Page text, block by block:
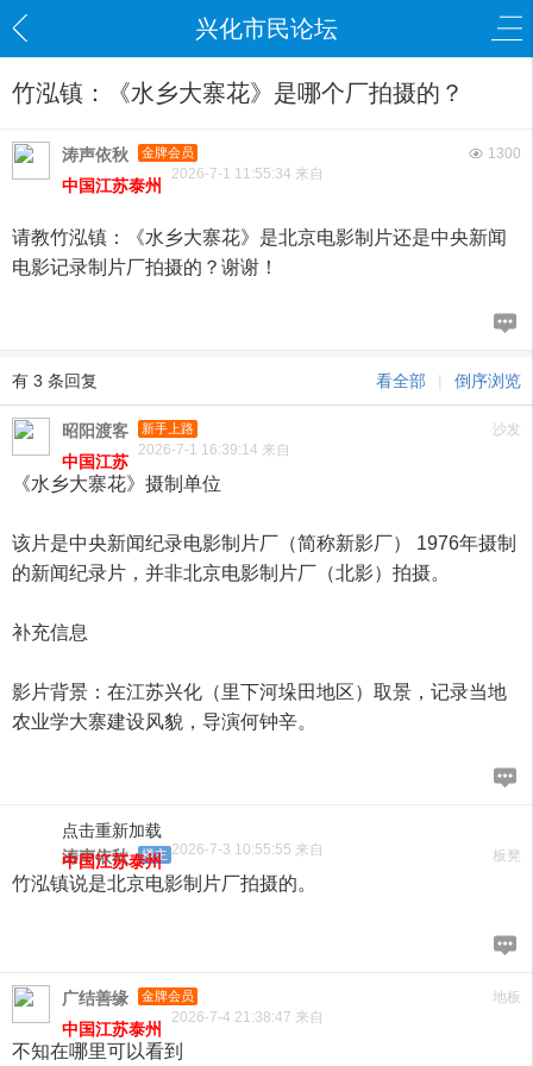
兴化市民论坛
竹泓镇：《水乡大寨花》是哪个厂拍摄的？
1300
涛声依秋 金牌会员
2026-7-1 11:55:34 来自
中国江苏泰州
请教竹泓镇：《水乡大寨花》是北京电影制片还是中央新闻
电影记录制片厂拍摄的？谢谢！
看全部 | 倒序浏览
有 3 条回复
沙发
昭阳渡客 新手上路
2026-7-1 16:39:14 来自
中国江苏
《水乡大寨花》摄制单位
该片是中央新闻纪录电影制片厂（简称新影厂） 1976年摄制
的新闻纪录片，并非北京电影制片厂（北影）拍摄。
补充信息
影片背景：在江苏兴化（里下河垛田地区）取景，记录当地
农业学大寨建设风貌，导演何钟辛。
点击重新加载
板凳
涛声依秋 楼主 2026-7-3 10:55:55 来自
中国江苏泰州
竹泓镇说是北京电影制片厂拍摄的。
地板
广结善缘 金牌会员
2026-7-4 21:38:47 来自
中国江苏泰州
不知在哪里可以看到